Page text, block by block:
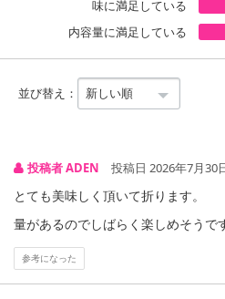
【キャンセルについて】
※お申込み後のキャンセルはお受け
記載されている内容を必ずご確認い
にご納得いただきましたうえでお申
合がございます。
了により、商品詳細内に記載の原産
合がございます。
あらかじめご了承いただいた上でお
によるお申込み後のキャンセル・返
味に満足している
内容量に満足している
並び替え：
投稿者 ADEN 投稿日 2026年7月30
とても美味しく頂いて折ります。
量があるのでしばらく楽しめそうで
参考になった